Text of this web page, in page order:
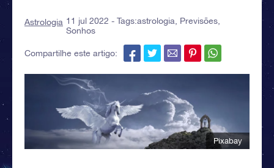
Astrologia 11 jul 2022 - Tags:astrologia Previsões
Sonhos
Compartilhe este artigo:
Pixabay